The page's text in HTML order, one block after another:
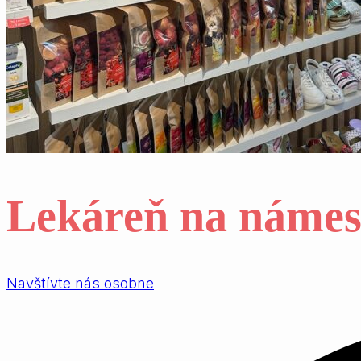
Lekáreň na
Navštívte nás osobne